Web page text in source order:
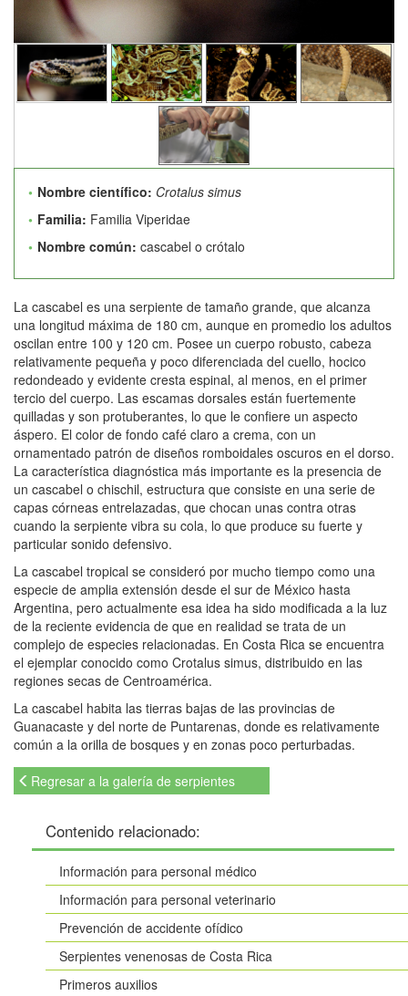
Nombre científico: Crotalus simus
Familia: Familia Viperidae
Nombre común: cascabel o crótalo
La cascabel es una serpiente de tamaño grande, que alcanza
una longitud máxima de 180 cm, aunque en promedio los adultos
oscilan entre 100 y 120 cm. Posee un cuerpo robusto, cabeza
relativamente pequeña y poco diferenciada del cuello, hocico
redondeado y evidente cresta espinal, al menos, en el primer
tercio del cuerpo. Las escamas dorsales están fuertemente
quilladas y son protuberantes, lo que le confiere un aspecto
áspero. El color de fondo café claro a crema, con un
ornamentado patrón de diseños romboidales oscuros en el dorso.
La característica diagnóstica más importante es la presencia de
un cascabel o chischil, estructura que consiste en una serie de
capas córneas entrelazadas, que chocan unas contra otras
cuando la serpiente vibra su cola, lo que produce su fuerte y
particular sonido defensivo.
La cascabel tropical se consideró por mucho tiempo como una
especie de amplia extensión desde el sur de México hasta
Argentina, pero actualmente esa idea ha sido modificada a la luz
de la reciente evidencia de que en realidad se trata de un
complejo de especies relacionadas. En Costa Rica se encuentra
el ejemplar conocido como Crotalus simus, distribuido en las
regiones secas de Centroamérica.
La cascabel habita las tierras bajas de las provincias de
Guanacaste y del norte de Puntarenas, donde es relativamente
común a la orilla de bosques y en zonas poco perturbadas.
Regresar a la galería de serpientes
Contenido relacionado:
Información para personal médico
Información para personal veterinario
Prevención de accidente ofídico
Serpientes venenosas de Costa Rica
Primeros auxilios